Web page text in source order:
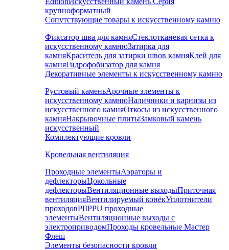
крупноформатный
Сопутствующие товары к искусственному камню
Фиксатор шва для камняСтеклотканевая сетка к
искусственному камнюЗатирка для
камняКраситель для затирки швов камняКлей для
камняГидрофобизатор для камня
Декоративные элементы к искусственному камню
Рустовый каменьАрочные элементы к
искусственному камнюНаличники и карнизы из
искусственного камняОткосы из искусственного
камняНакрывочные плитыЗамковый камень
искусственный
Комплектующие кровли
Кровельная вентиляция
Проходные элементыАэраторы и
дефлекторыЦокольные
дефлекторыВентиляционные выходыПриточная
вентиляцияВентилируемый конёкУплотнители
проходовPIIPPU проходные
элементыВентиляционные выходы с
электроприводомПроходы кровельные Мастер
Флеш
Элементы безопасности кровли